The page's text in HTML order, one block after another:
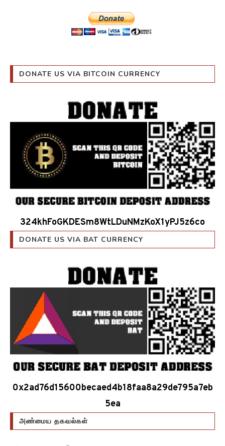
DONATE US VIA BITCOIN CURRENCY
324khFoGKDESm8WtLDuNMzKoX1yPJ5z6co
DONATE US VIA BAT CURRENCY
0x2ad76d15600becaed4b18faa8a29de795a7eb
5ea
அண்மைய தகவல்கள்